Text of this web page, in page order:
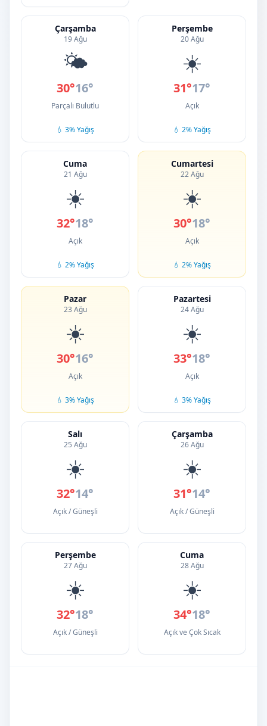
Çarşamba
19 Ağu
🌤️
30°16°
Parçalı Bulutlu
💧 3% Yağış
Perşembe
20 Ağu
☀️
31°17°
Açık
💧 2% Yağış
Cuma
21 Ağu
☀️
32°18°
Açık
💧 2% Yağış
Cumartesi
22 Ağu
☀️
30°18°
Açık
💧 2% Yağış
Pazar
23 Ağu
☀️
30°16°
Açık
💧 3% Yağış
Pazartesi
24 Ağu
☀️
33°18°
Açık
💧 3% Yağış
Salı
25 Ağu
☀️
32°14°
Açık / Güneşli
Çarşamba
26 Ağu
☀️
31°14°
Açık / Güneşli
Perşembe
27 Ağu
☀️
32°18°
Açık / Güneşli
Cuma
28 Ağu
☀️
34°18°
Açık ve Çok Sıcak